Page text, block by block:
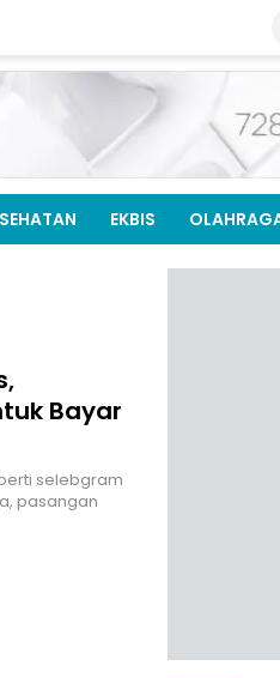
EKBIS
Bayar
selebgram
pasangan